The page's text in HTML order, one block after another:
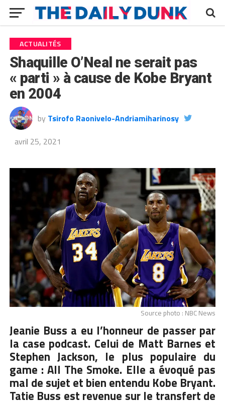
ACTUALITÉS
Shaquille O’Neal ne serait pas
« parti » à cause de Kobe Bryant
en 2004
by Tsirofo Raonivelo-Andriamiharinosy
avril 25, 2021
Source photo : NBC News
Jeanie Buss a eu l’honneur de passer par
la case podcast. Celui de Matt Barnes et
Stephen Jackson, le plus populaire du
game :All The Smoke. Elle a évoqué pas
mal de sujet et bien entendu Kobe Bryant.
Tatie Buss est revenue sur le transfert de